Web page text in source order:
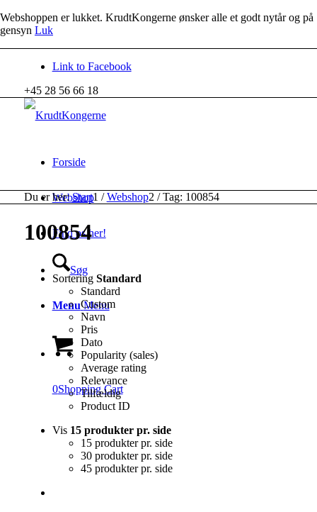
Webshoppen er lukket. KrudtKongerne ønsker alle et godt nytår og på
gensyn Luk
Link to Facebook
+45 28 56 66 18
Forside
Webshop
Find os her!
Søg
Menu Menu
0Shopping Cart
Du er her: Start1 / Webshop2 / Tag: 100854
100854
Sortering Standard
Standard
Custom
Navn
Pris
Dato
Popularity (sales)
Average rating
Relevance
Tilfældig
Product ID
Vis 15 produkter pr. side
15 produkter pr. side
30 produkter pr. side
45 produkter pr. side